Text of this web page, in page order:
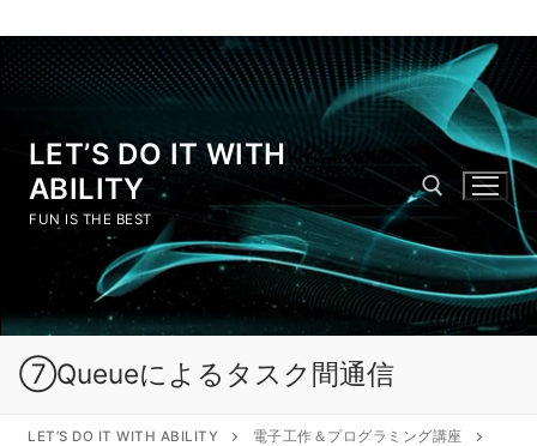
LET’S DO IT WITH
ABILITY
FUN IS THE BEST
⑦Queueによるタスク間通信
LET’S DO IT WITH ABILITY
電子工作＆プログラミング講座